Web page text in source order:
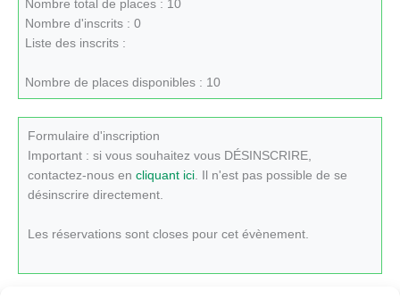
Nombre total de places : 10
Nombre d'inscrits : 0
Liste des inscrits :
Nombre de places disponibles : 10
Formulaire d'inscription
Important : si vous souhaitez vous DÉSINSCRIRE,
contactez-nous en cliquant ici. Il n'est pas possible de se
désinscrire directement.
Les réservations sont closes pour cet évènement.